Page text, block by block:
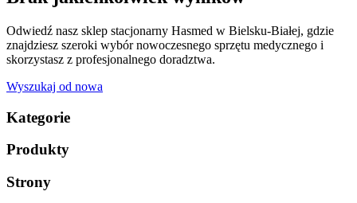
Odwiedź nasz sklep stacjonarny Hasmed w Bielsku-Białej, gdzie
znajdziesz szeroki wybór nowoczesnego sprzętu medycznego i
skorzystasz z profesjonalnego doradztwa.
Wyszukaj od nowa
Kategorie
Produkty
Strony